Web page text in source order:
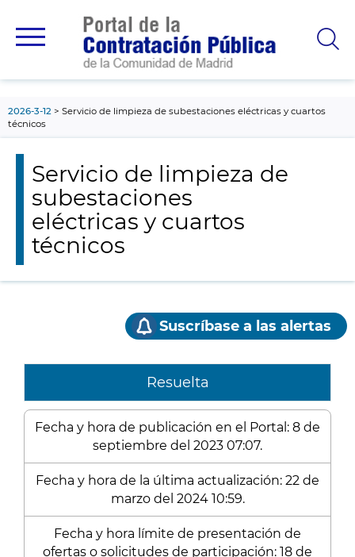
principal
2026-3-12
Servicio de limpieza de subestaciones eléctricas y cuartos
técnicos
Servicio de limpieza de
subestaciones
eléctricas y cuartos
técnicos
Suscríbase a las alertas
Resuelta
Fecha y hora de publicación en el Portal: 8 de
septiembre del 2023 07:07.
Fecha y hora de la última actualización: 22 de
marzo del 2024 10:59.
Fecha y hora límite de presentación de
ofertas o solicitudes de participación: 18 de